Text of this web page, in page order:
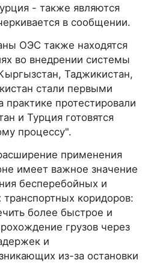
- также являются
в сообщении.
ОЭС также находятся
во внедрении системы
Таджикистан,
стали первыми
протестировали
и Турция готовятся
процессу".
применения
имеет важное значение
бесперебойных и
коридоров:
более быстрое и
грузов через
и
из-за остановки